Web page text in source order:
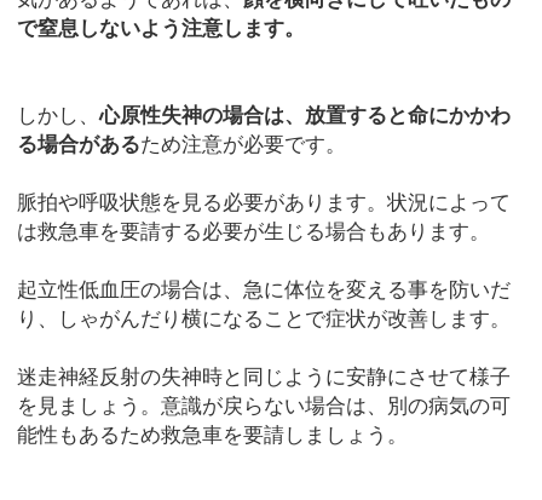
で窒息しないよう注意します。
しかし、心原性失神の場合は、放置すると命にかかわ
る場合があるため注意が必要です。
脈拍や呼吸状態を見る必要があります。状況によって
は救急車を要請する必要が生じる場合もあります。
起立性低血圧の場合は、急に体位を変える事を防いだ
り、しゃがんだり横になることで症状が改善します。
迷走神経反射の失神時と同じように安静にさせて様子
を見ましょう。意識が戻らない場合は、別の病気の可
能性もあるため救急車を要請しましょう。